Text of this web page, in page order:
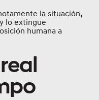
la situación,
lo extingue
humana a